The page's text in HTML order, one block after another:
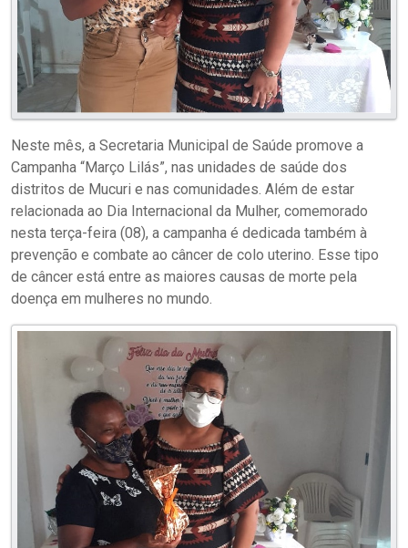
Neste mês, a Secretaria Municipal de Saúde promove a
Campanha “Março Lilás”, nas unidades de saúde dos
distritos de Mucuri e nas comunidades. Além de estar
relacionada ao Dia Internacional da Mulher, comemorado
nesta terça-feira (08), a campanha é dedicada também à
prevenção e combate ao câncer de colo uterino. Esse tipo
de câncer está entre as maiores causas de morte pela
doença em mulheres no mundo.